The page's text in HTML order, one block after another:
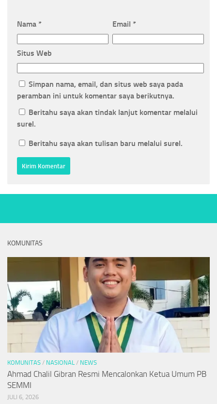
Nama * Email *
Situs Web
Simpan nama, email, dan situs web saya pada
peramban ini untuk komentar saya berikutnya.
Beritahu saya akan tindak lanjut komentar melalui
surel.
Beritahu saya akan tulisan baru melalui surel.
KOMUNITAS
KOMUNITAS / NASIONAL / NEWS
Ahmad Chalil Gibran Resmi Mencalonkan Ketua Umum PB
SEMMI
JULI 6, 2026